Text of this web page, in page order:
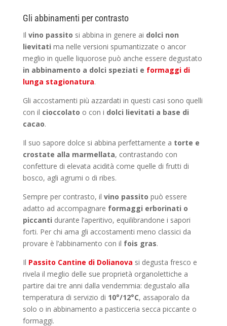
Gli abbinamenti per contrasto
Il vino passito si abbina in genere ai dolci non
lievitati ma nelle versioni spumantizzate o ancor
meglio in quelle liquorose può anche essere degustato
in abbinamento a dolci speziati e formaggi di
lunga stagionatura.
Gli accostamenti più azzardati in questi casi sono quelli
con il cioccolato o con i dolci lievitati a base di
cacao.
Il suo sapore dolce si abbina perfettamente a torte e
crostate alla marmellata, contrastando con
confetture di elevata acidità come quelle di frutti di
bosco, agli agrumi o di ribes.
Sempre per contrasto, il vino passito può essere
adatto ad accompagnare formaggi erborinati o
piccanti durante l’aperitivo, equilibrandone i sapori
forti. Per chi ama gli accostamenti meno classici da
provare è l’abbinamento con il fois gras.
Il Passito Cantine di Dolianova si degusta fresco e
rivela il meglio delle sue proprietà organolettiche a
partire dai tre anni dalla vendemmia: degustalo alla
temperatura di servizio di 10°/12°C, assaporalo da
solo o in abbinamento a pasticceria secca piccante o
formaggi.